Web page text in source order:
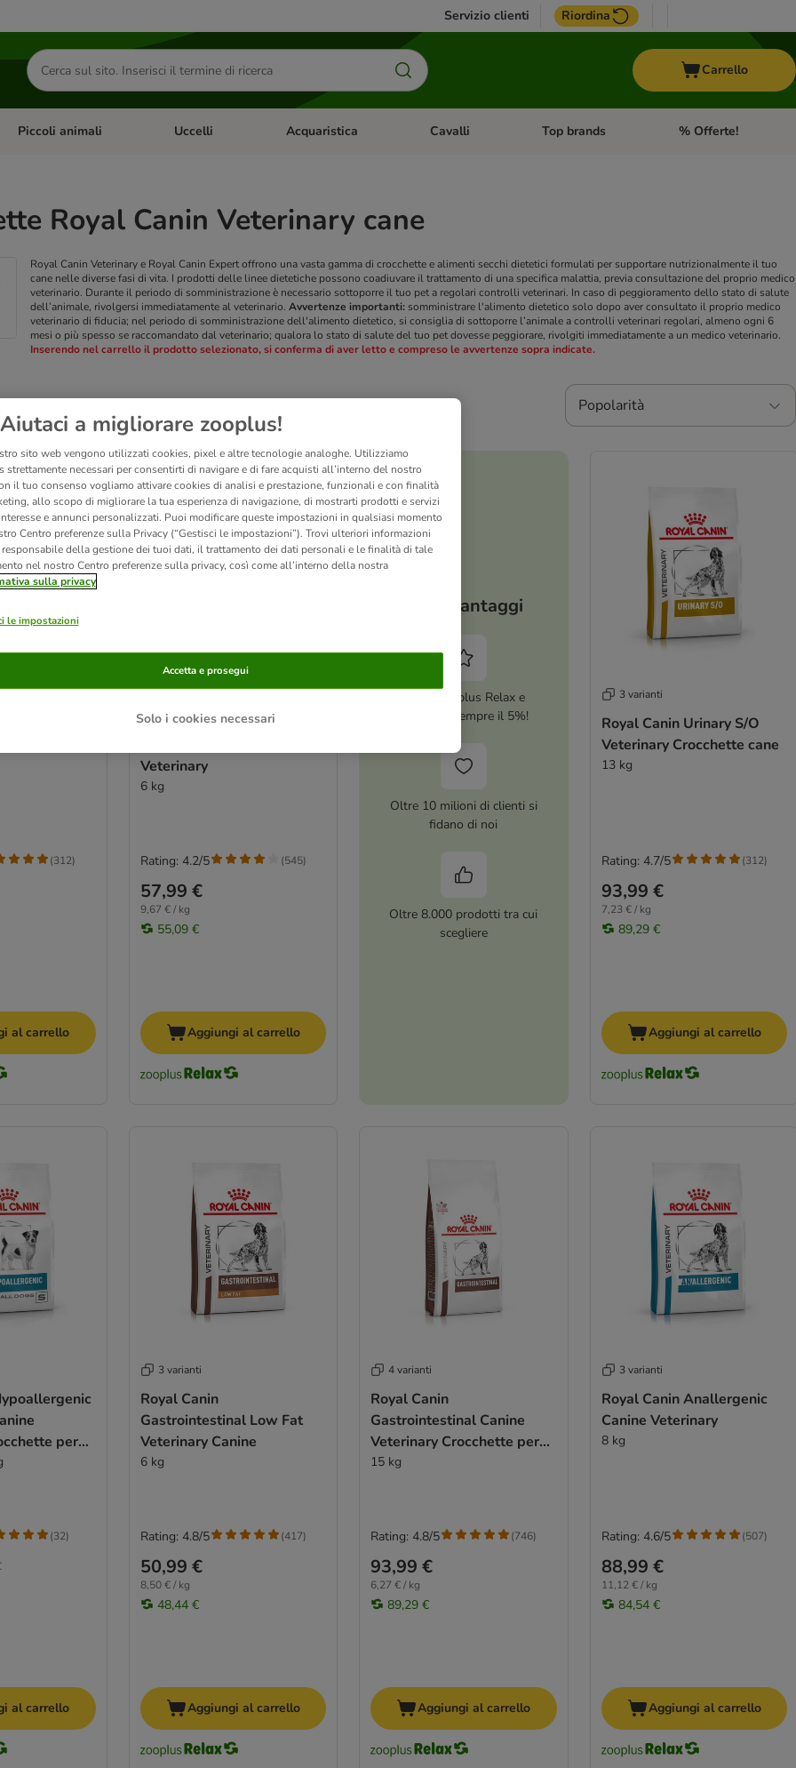
Servizio clienti Riordina
Cerca
prodotti
Carrello
Apri Menu Categoria: Diete e antiparassitari
Piccoli animali Apri Menu Categoria: Piccoli animali
Uccelli Apri Menu Categoria: Uccelli
Acquaristica Apri Menu Categoria: Acquaristica
Cavalli Apri Menu Categoria: Cavalli
Top brands Apri Menu Categoria:
% Offerte!
Royal Canin Veterinary cane
Royal Canin Veterinary e Royal Canin Expert offrono una vasta gamma di crocchette e alimenti secchi dietetici formulati per supportare nutrizionalmente il tuo
cane nelle diverse fasi di vita. I prodotti delle linee dietetiche possono coadiuvare il trattamento di una specifica malattia, previa consultazione del proprio medico
veterinario. Durante il periodo di somministrazione è necessario sottoporre il tuo pet a regolari controlli veterinari. In caso di peggioramento dello stato di salute
dell’animale, rivolgersi immediatamente al veterinario. Avvertenze importanti: somministrare l'alimento dietetico solo dopo aver consultato il proprio medico
veterinario di fiducia; nel periodo di somministrazione dell'alimento dietetico, si consiglia di sottoporre l’animale a controlli veterinari regolari, almeno ogni 6
mesi o più spesso se raccomandato dal veterinario; qualora lo stato di salute del tuo pet dovesse peggiorare, rivolgiti immediatamente a un medico veterinario.
Inserendo nel carrello il prodotto selezionato, si conferma di aver letto e compreso le avvertenze sopra indicate.
Popolarità
been changed
S/O
cane
(312)
al carrello
Royal Canin Satiety Weight
Veterinary
6 kg
57,99 €
9,67 € / kg
55,09 €
Rating: 4.2/5 (545)
Aggiungi al carrello
I tuoi vantaggi
Attiva zooplus Relax e
risparmia sempre il 5%!
Oltre 10 milioni di clienti si
fidano di noi
Oltre 8.000 prodotti tra cui
scegliere
3 varianti
Royal Canin Urinary S/O
Veterinary Crocchette cane
13 kg
93,99 €
7,23 € / kg
89,29 €
Rating: 4.7/5 (312)
Aggiungi al carrello
per
(32)
al carrello
3 varianti
Royal Canin
Gastrointestinal Low Fat
Veterinary Canine
6 kg
50,99 €
8,50 € / kg
48,44 €
Rating: 4.8/5 (417)
Aggiungi al carrello
4 varianti
Royal Canin
Gastrointestinal Canine
Veterinary Crocchette per
cane
15 kg
93,99 €
6,27 € / kg
89,29 €
Rating: 4.8/5 (746)
Aggiungi al carrello
3 varianti
Royal Canin Anallergenic
Canine Veterinary
8 kg
88,99 €
11,12 € / kg
84,54 €
Rating: 4.6/5 (507)
Aggiungi al carrello
Aiutaci a migliorare zooplus!
sito web vengono utilizzati cookies, pixel e altre tecnologie analoghe. Utilizziamo
strettamente necessari per consentirti di navigare e di fare acquisti all’interno del nostro
il tuo consenso vogliamo attivare cookies di analisi e prestazione, funzionali e con finalità
allo scopo di migliorare la tua esperienza di navigazione, di mostrarti prodotti e servizi
e annunci personalizzati. Puoi modificare queste impostazioni in qualsiasi momento
Centro preferenze sulla Privacy (“Gestisci le impostazioni”). Trovi ulteriori informazioni
della gestione dei tuoi dati, il trattamento dei dati personali e le finalità di tale
nel nostro Centro preferenze sulla privacy, così come all’interno della nostra
sulla privacy
le impostazioni
Solo i cookies necessari
Accetta e prosegui